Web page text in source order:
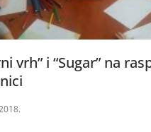
vrh” i “Sugar” na